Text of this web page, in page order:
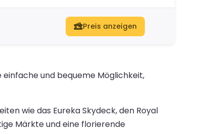
Preis anzeigen
und bequeme Möglichkeit,
wie das Eureka Skydeck, den Royal
Märkte und eine florierende